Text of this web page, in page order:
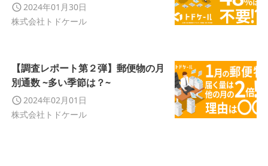
2024年01月30日
株式会社トドケール
【調査レポート第２弾】郵便物の月
別通数 ~多い季節は？~
2024年02月01日
株式会社トドケール